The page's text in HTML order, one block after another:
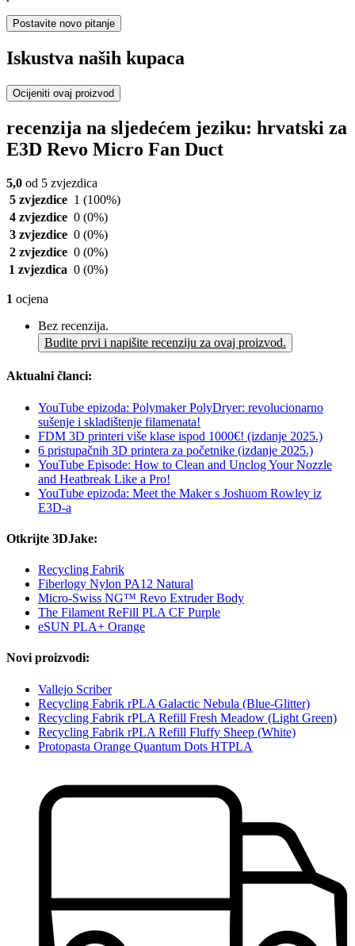
Postavite novo pitanje
Iskustva naših kupaca
Ocijeniti ovaj proizvod
recenzija na sljedećem jeziku: hrvatski za
E3D Revo Micro Fan Duct
5,0 od 5 zvjezdica
5 zvjezdice 1 (100%)
4 zvjezdice 0 (0%)
3 zvjezdice 0 (0%)
2 zvjezdice 0 (0%)
1 zvjezdica 0 (0%)
1 ocjena
Bez recenzija.
Budite prvi i napišite recenziju za ovaj proizvod.
Aktualni članci:
YouTube epizoda: Polymaker PolyDryer: revolucionarno
sušenje i skladištenje filamenata!
FDM 3D printeri više klase ispod 1000€! (izdanje 2025.)
6 pristupačnih 3D printera za početnike (izdanje 2025.)
YouTube Episode: How to Clean and Unclog Your Nozzle
and Heatbreak Like a Pro!
YouTube epizoda: Meet the Maker s Joshuom Rowley iz
E3D-a
Otkrijte 3DJake:
Recycling Fabrik
Fiberlogy Nylon PA12 Natural
Micro-Swiss NG™ Revo Extruder Body
The Filament ReFill PLA CF Purple
eSUN PLA+ Orange
Novi proizvodi:
Vallejo Scriber
Recycling Fabrik rPLA Galactic Nebula (Blue-Glitter)
Recycling Fabrik rPLA Refill Fresh Meadow (Light Green)
Recycling Fabrik rPLA Refill Fluffy Sheep (White)
Protopasta Orange Quantum Dots HTPLA